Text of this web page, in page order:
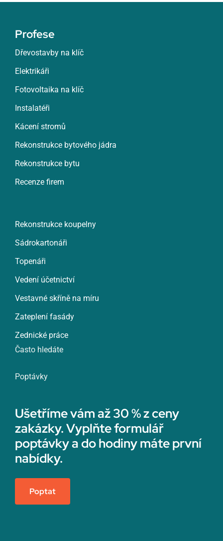
Profese
Dřevostavby na klíč
Elektrikáři
Fotovoltaika na klíč
Instalatéři
Kácení stromů
Rekonstrukce bytového jádra
Rekonstrukce bytu
Recenze firem
Rekonstrukce koupelny
Sádrokartonáři
Topenáři
Vedení účetnictví
Vestavné skříně na míru
Zateplení fasády
Zednické práce
Často hledáte
Poptávky
Ušetříme vám až 30 % z ceny
zakázky. Vyplňte formulář
poptávky a do hodiny máte první
nabídky.
Poptat